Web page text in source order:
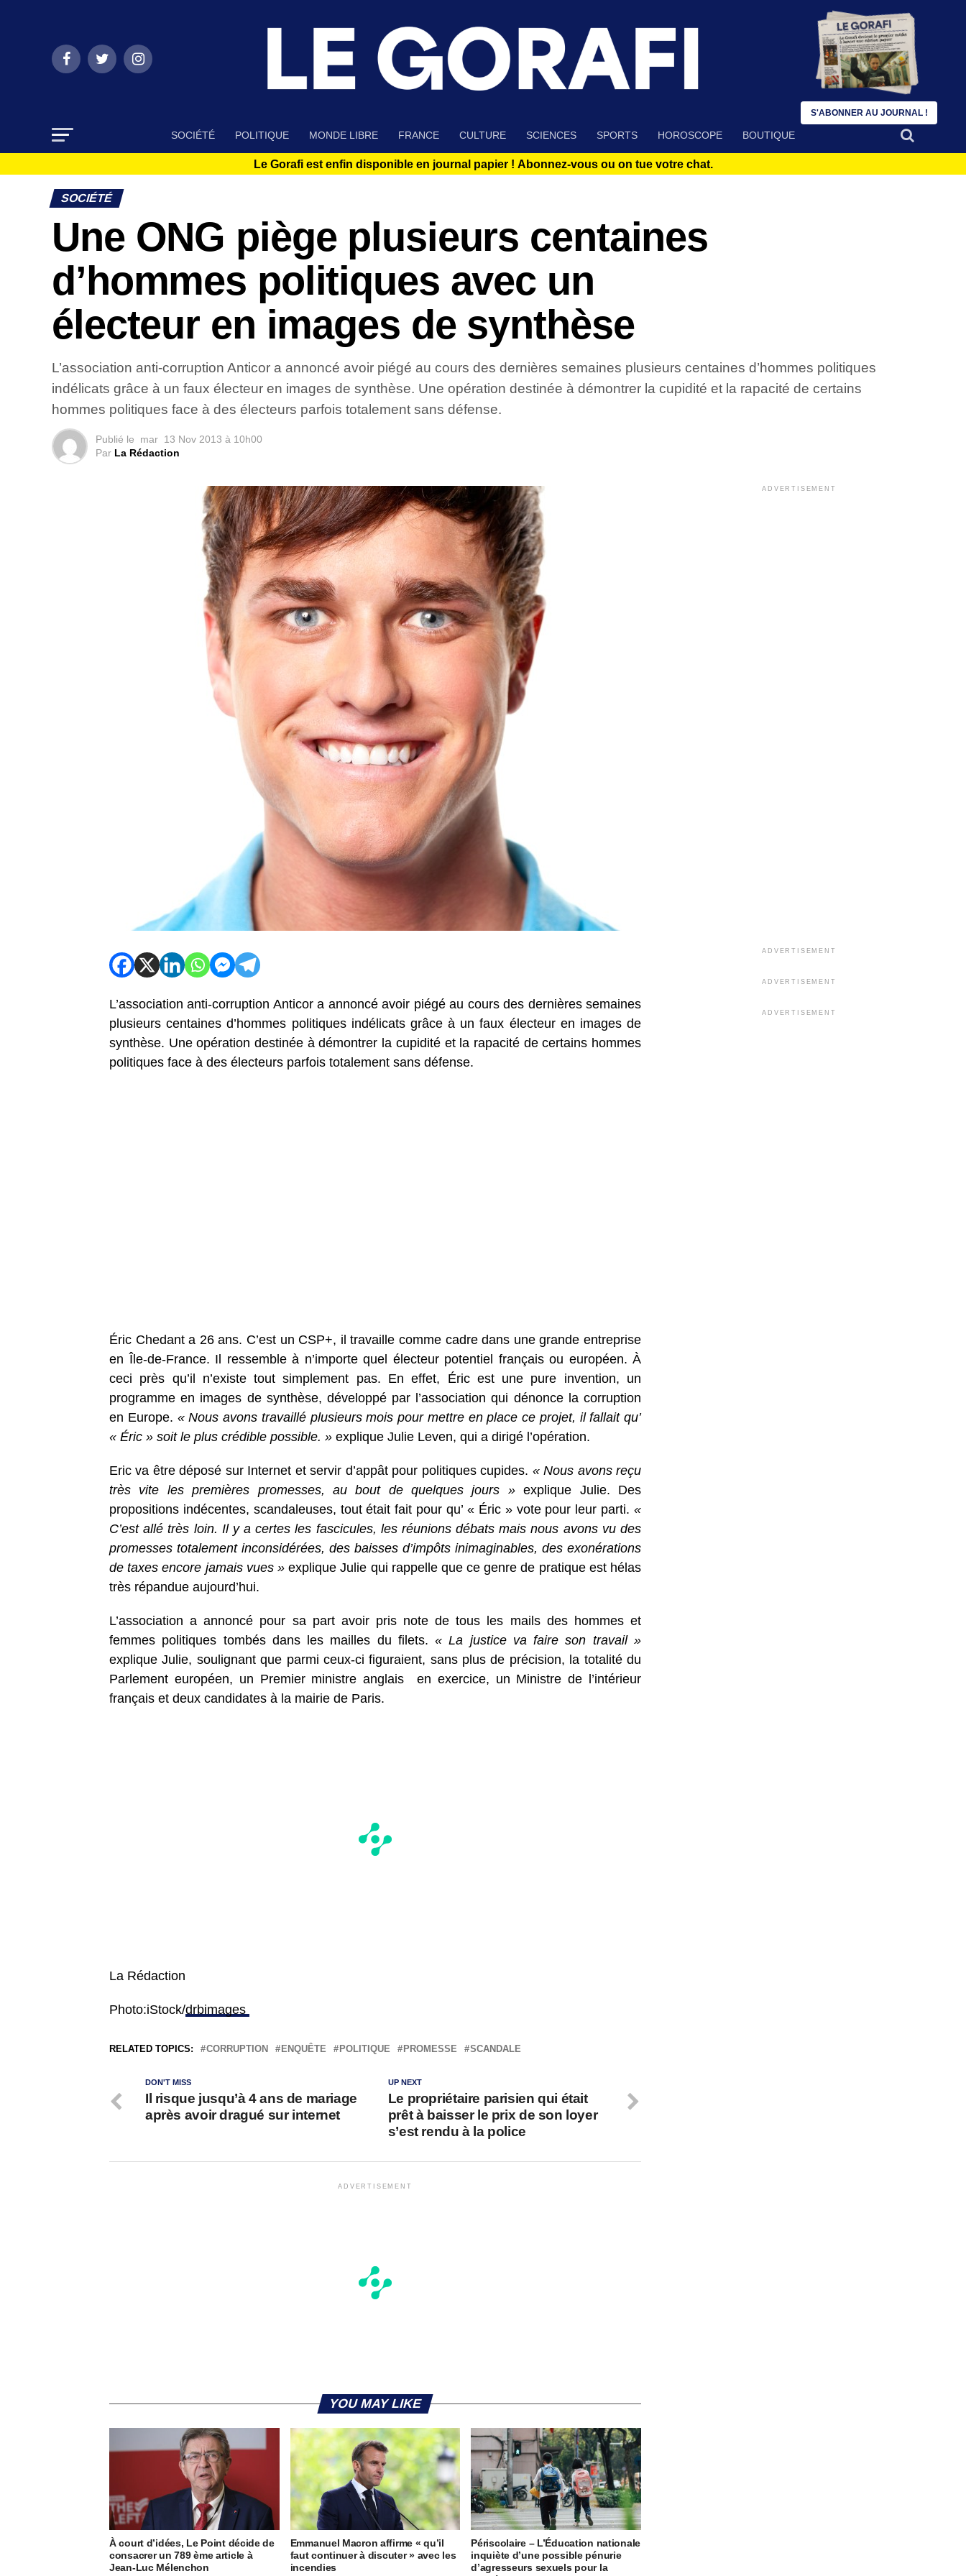
SOCIÉTÉ POLITIQUE MONDE LIBRE FRANCE CULTURE SCIENCES SPORTS HOROSCOPE BOUTIQUE
Le Gorafi est enfin disponible en journal papier ! Abonnez-vous ou on tue votre chat.
SOCIÉTÉ
Une ONG piège plusieurs centaines
d’hommes politiques avec un
électeur en images de synthèse
L’association anti-corruption Anticor a annoncé avoir piégé au cours des dernières semaines plusieurs centaines d’hommes politiques
indélicats grâce à un faux électeur en images de synthèse. Une opération destinée à démontrer la cupidité et la rapacité de certains
hommes politiques face à des électeurs parfois totalement sans défense.
Publié le mar 13 Nov 2013 à 10h00
Par La Rédaction
L’association anti-corruption Anticor a annoncé avoir piégé au cours des dernières semaines
plusieurs centaines d’hommes politiques indélicats grâce à un faux électeur en images de
synthèse. Une opération destinée à démontrer la cupidité et la rapacité de certains hommes
politiques face à des électeurs parfois totalement sans défense.
Éric Chedant a 26 ans. C’est un CSP+, il travaille comme cadre dans une grande entreprise
en Île-de-France. Il ressemble à n’importe quel électeur potentiel français ou européen. À
ceci près qu’il n’existe tout simplement pas. En effet, Éric est une pure invention, un
programme en images de synthèse, développé par l’association qui dénonce la corruption
en Europe. « Nous avons travaillé plusieurs mois pour mettre en place ce projet, il fallait qu’
« Éric » soit le plus crédible possible. » explique Julie Leven, qui a dirigé l’opération.
Eric va être déposé sur Internet et servir d’appât pour politiques cupides. « Nous avons reçu
très vite les premières promesses, au bout de quelques jours »explique Julie. Des
propositions indécentes, scandaleuses, tout était fait pour qu’ « Éric » vote pour leur parti. «
C’est allé très loin. Il y a certes les fascicules, les réunions débats mais nous avons vu des
promesses totalement inconsidérées, des baisses d’impôts inimaginables, des exonérations
de taxes encore jamais vues »explique Julie qui rappelle que ce genre de pratique est hélas
très répandue aujourd’hui.
L’association a annoncé pour sa part avoir pris note de tous les mails des hommes et
femmes politiques tombés dans les mailles du filets. « La justice va faire son travail »
explique Julie, soulignant que parmi ceux-ci figuraient, sans plus de précision, la totalité du
Parlement européen, un Premier ministre anglais en exercice, un Ministre de l’intérieur
français et deux candidates à la mairie de Paris.
La Rédaction
Photo:iStock/drbimages
RELATED TOPICS: CORRUPTION ENQUÊTE POLITIQUE PROMESSE SCANDALE
UP NEXT
Le propriétaire parisien qui était
prêt à baisser le prix de son loyer
s’est rendu à la police
DON'T MISS
Il risque jusqu’à 4 ans de mariage
après avoir dragué sur internet
ADVERTISEMENT
YOU MAY LIKE
À court d’idées, Le Point décide de
consacrer un 789 ème article à
Jean-Luc Mélenchon
Emmanuel Macron affirme « qu’il
faut continuer à discuter » avec les
incendies
Périscolaire – L’Éducation nationale
inquiète d’une possible pénurie
d’agresseurs sexuels pour la
ADVERTISEMENT
ADVERTISEMENT
ADVERTISEMENT
ADVERTISEMENT
S'ABONNER AU JOURNAL !